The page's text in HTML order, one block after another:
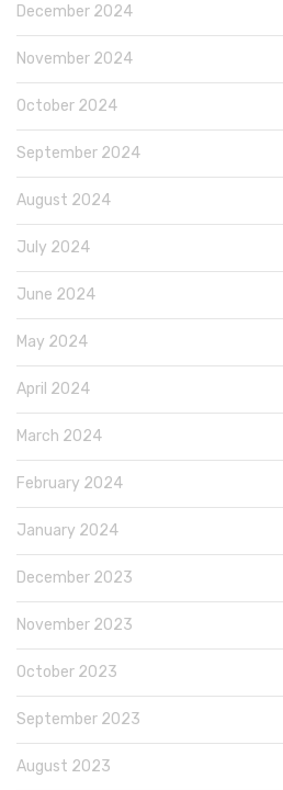
December 2024
November 2024
October 2024
September 2024
August 2024
July 2024
June 2024
May 2024
April 2024
March 2024
February 2024
January 2024
December 2023
November 2023
October 2023
September 2023
August 2023